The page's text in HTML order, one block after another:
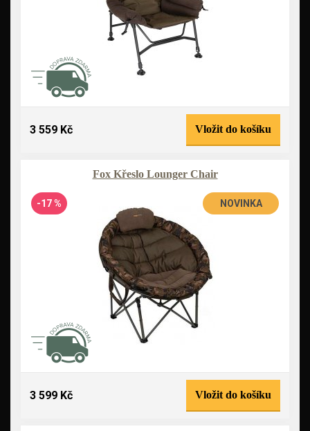
3 559 Kč Vložit do košíku
Fox Křeslo Lounger Chair
-17 % NOVINKA
3 599 Kč Vložit do košíku